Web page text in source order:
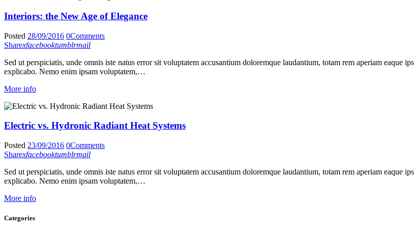
Interiors: the New Age of Elegance
Posted 28/09/2016 0Comments
Sharexfacebooktumblrmail
Sed ut perspiciatis, unde omnis iste natus error sit voluptatem accusantium doloremque laudantium, totam rem aperiam eaque
explicabo. Nemo enim ipsam voluptatem,…
More info
Electric vs. Hydronic Radiant Heat Systems
Posted 23/09/2016 0Comments
Sharexfacebooktumblrmail
Sed ut perspiciatis, unde omnis iste natus error sit voluptatem accusantium doloremque laudantium, totam rem aperiam eaque
explicabo. Nemo enim ipsam voluptatem,…
More info
Categories